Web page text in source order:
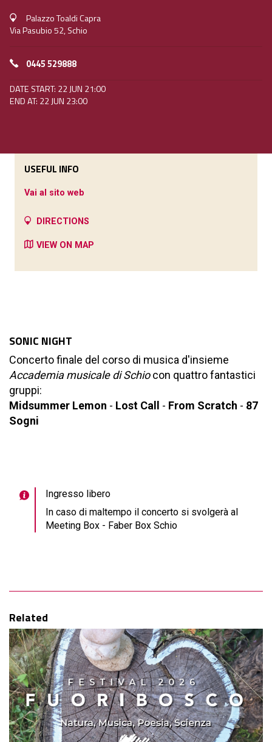
Palazzo Toaldi Capra
Via Pasubio 52, Schio
0445 529888
DATE START: 22 JUN 21:00
END AT: 22 JUN 23:00
SONIC NIGHT
Concerto finale del corso di musica d'insieme
Accademia musicale di Schiocon quattro fantastici
gruppi:
Midsummer Lemon - Lost Call - From Scratch - 87
Sogni
Ingresso libero
In caso di maltempo il concerto si svolgerà al
Meeting Box - Faber Box Schio
Related
USEFUL INFO
Vai al sito web
DIRECTIONS
VIEW ON MAP